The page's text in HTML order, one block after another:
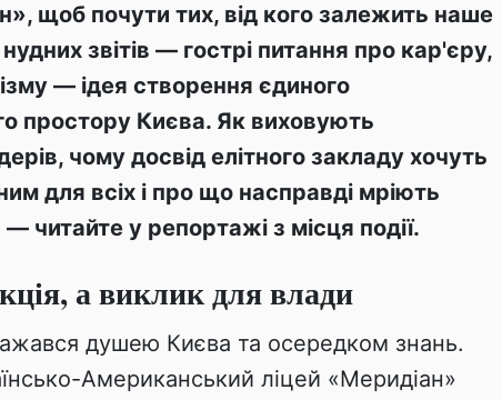
щоб почути тих, від кого залежить наше
звітів — гострі питання про кар'єру,
— ідея створення єдиного
простору Києва. Як виховують
чому досвід елітного закладу хочуть
для всіх і про що насправді мріють
— читайте у репортажі з місця події.
а виклик для влади
душею Києва та осередком знань.
Американський ліцей «Меридіан»